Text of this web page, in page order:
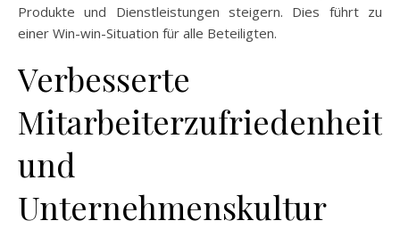
Produkte und Dienstleistungen steigern. Dies führt zu
einer Win-win-Situation für alle Beteiligten.
Verbesserte
Mitarbeiterzufriedenheit
und
Unternehmenskultur